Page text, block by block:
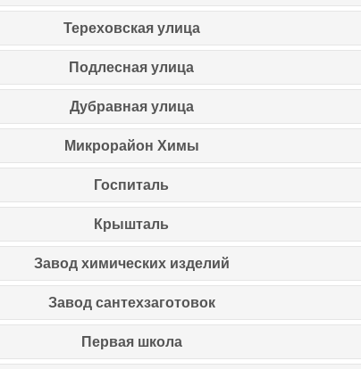
Тереховская улица
Подлесная улица
Дубравная улица
Микрорайон Химы
Госпиталь
Крышталь
Завод химических изделий
Завод сантехзаготовок
Первая школа